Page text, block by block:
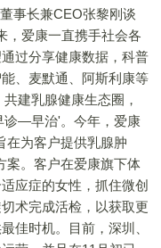
事长兼CEO张黎刚谈
，爱康一直携手社会各
过分享健康数据，科普
、麦默通、阿斯利康等
建乳腺健康生态圈，
诊—早治'。今年，爱康
在为客户提供乳腺肿
案。客户在爱康旗下体
应症的女性，抓住微创
术完成活检，以获取更
佳时机。目前，深圳、